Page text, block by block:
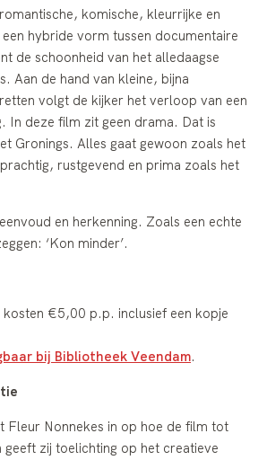
komische, kleurrijke en
hybride vorm tussen documentaire
de schoonheid van het alledaagse
Aan de hand van kleine, bijna
volgt de kijker het verloop van een
In deze film zit geen drama. Dat is
Gronings. Alles gaat gewoon zoals het
rustgevend en prima zoals het
en herkenning. Zoals een echte
‘Kon minder’.
€5,00 p.p. inclusief een kopje
bij Bibliotheek Veendam.
Fleur Nonnekes in op hoe de film tot
geeft zij toelichting op het creatieve